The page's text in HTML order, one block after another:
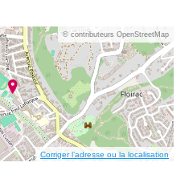
© contributeurs OpenStreetMap
Corriger l’adresse ou la localisation